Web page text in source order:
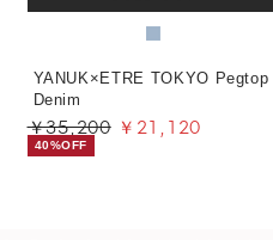
YANUK×ETRE TOKYO Pegtop
Denim
￥35,200 ￥21,120
40%OFF